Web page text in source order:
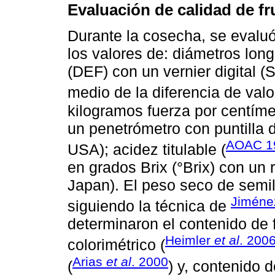
Evaluación de calidad de
Durante la cosecha, se
los valores de: diámetros
(DEF) con un vernier digital
medio de la diferencia de
kilogramos fuerza por
un penetrómetro con puntilla
USA); acidez titulable (AOAC
en grados Brix (°Brix) con un
Japan). El peso seco de
siguiendo la técnica de
determinaron el contenido
colorimétrico (Heimler et al.
(Arias et al. 2000) y, contenido